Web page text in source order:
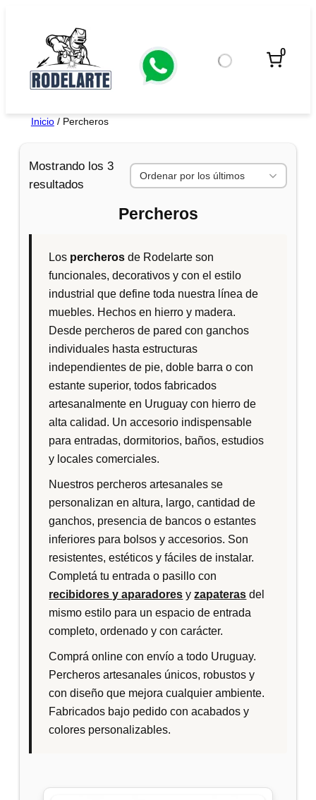
contenido
0
Inicio/ Percheros
Mostrando los 3
resultados
n
a
d
o
p
o
r
l
o
s
ú
l
Percheros
Los percheros de Rodelarte son
funcionales, decorativos y con el estilo
industrial que define toda nuestra línea de
muebles. Hechos en hierro y madera.
Desde percheros de pared con ganchos
individuales hasta estructuras
independientes de pie, doble barra o con
estante superior, todos fabricados
artesanalmente en Uruguay con hierro de
alta calidad. Un accesorio indispensable
para entradas, dormitorios, baños, estudios
y locales comerciales.
Nuestros percheros artesanales se
personalizan en altura, largo, cantidad de
ganchos, presencia de bancos o estantes
inferiores para bolsos y accesorios. Son
resistentes, estéticos y fáciles de instalar.
Completá tu entrada o pasillo con
recibidores y aparadores yzapateras del
mismo estilo para un espacio de entrada
completo, ordenado y con carácter.
Comprá online con envío a todo Uruguay.
Percheros artesanales únicos, robustos y
con diseño que mejora cualquier ambiente.
Fabricados bajo pedido con acabados y
colores personalizables.